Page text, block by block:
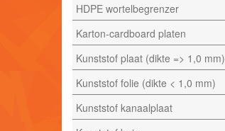
HDPE wortelbegrenzer
Karton-cardboard platen
Kunststof plaat (dikte => 1,0 mm)
Kunststof folie (dikte < 1,0 mm)
Kunststof kanaalplaat